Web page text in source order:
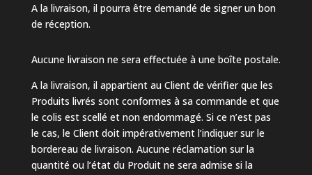
A la livraison, il pourra être demandé de signer un bon
de réception.
Aucune livraison ne sera effectuée à une boîte postale.
A la livraison, il appartient au Client de vérifier que les
Produits livrés sont conformes à sa commande et que
le colis est scellé et non endommagé. Si ce n’est pas
le cas, le Client doit impérativement l’indiquer sur le
bordereau de livraison. Aucune réclamation sur la
quantité ou l’état du Produit ne sera admise si la